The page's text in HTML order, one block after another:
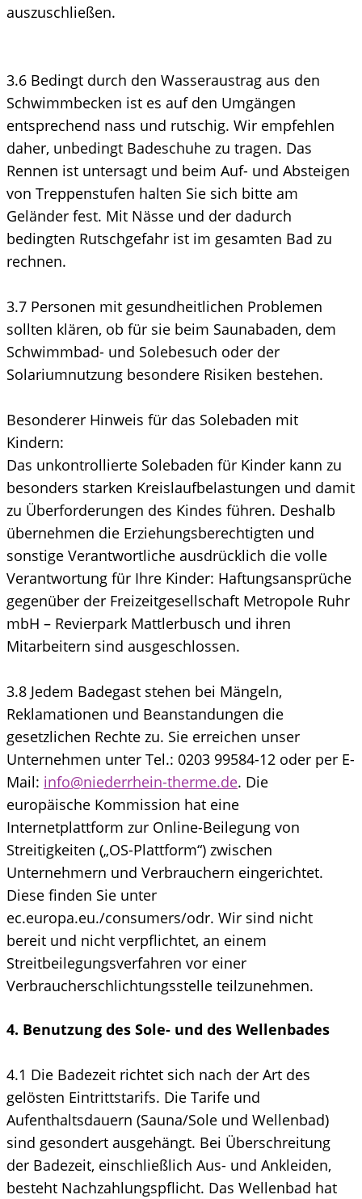
auszuschließen.
3.6 Bedingt durch den Wasseraustrag aus den
Schwimmbecken ist es auf den Umgängen
entsprechend nass und rutschig. Wir empfehlen
daher, unbedingt Badeschuhe zu tragen. Das
Rennen ist untersagt und beim Auf- und Absteigen
von Treppenstufen halten Sie sich bitte am
Geländer fest. Mit Nässe und der dadurch
bedingten Rutschgefahr ist im gesamten Bad zu
rechnen.
3.7 Personen mit gesundheitlichen Problemen
sollten klären, ob für sie beim Saunabaden, dem
Schwimmbad- und Solebesuch oder der
Solariumnutzung besondere Risiken bestehen.
Besonderer Hinweis für das Solebaden mit
Kindern:
Das unkontrollierte Solebaden für Kinder kann zu
besonders starken Kreislaufbelastungen und damit
zu Überforderungen des Kindes führen. Deshalb
übernehmen die Erziehungsberechtigten und
sonstige Verantwortliche ausdrücklich die volle
Verantwortung für Ihre Kinder: Haftungsansprüche
gegenüber der Freizeitgesellschaft Metropole Ruhr
mbH – Revierpark Mattlerbusch und ihren
Mitarbeitern sind ausgeschlossen.
3.8 Jedem Badegast stehen bei Mängeln,
Reklamationen und Beanstandungen die
gesetzlichen Rechte zu. Sie erreichen unser
Unternehmen unter Tel.: 0203 99584-12 oder per E-
Mail: info@niederrhein-therme.de. Die
europäische Kommission hat eine
Internetplattform zur Online-Beilegung von
Streitigkeiten („OS-Plattform“) zwischen
Unternehmern und Verbrauchern eingerichtet.
Diese finden Sie unter
ec.europa.eu./consumers/odr. Wir sind nicht
bereit und nicht verpflichtet, an einem
Streitbeilegungsverfahren vor einer
Verbraucherschlichtungsstelle teilzunehmen.
4. Benutzung des Sole- und des Wellenbades
4.1 Die Badezeit richtet sich nach der Art des
gelösten Eintrittstarifs. Die Tarife und
Aufenthaltsdauern (Sauna/Sole und Wellenbad)
sind gesondert ausgehängt. Bei Überschreitung
der Badezeit, einschließlich Aus- und Ankleiden,
besteht Nachzahlungspflicht. Das Wellenbad hat